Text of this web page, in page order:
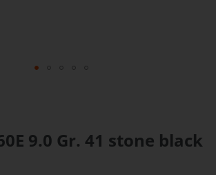
9.0 Gr. 41 stone black